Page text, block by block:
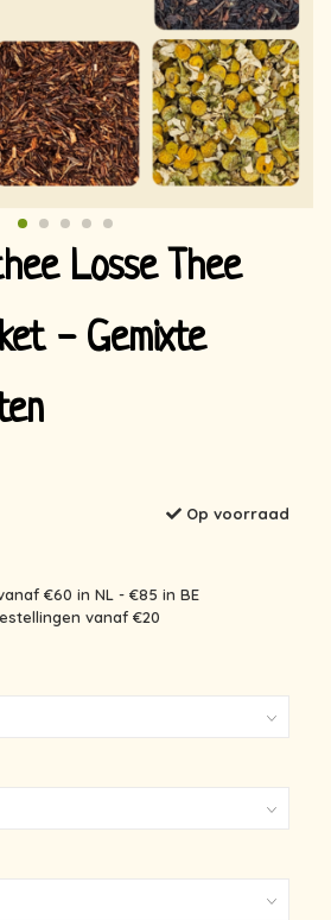
Losse Thee
- Gemixte
Op voorraad
€60 in NL - €85 in BE
vanaf €20